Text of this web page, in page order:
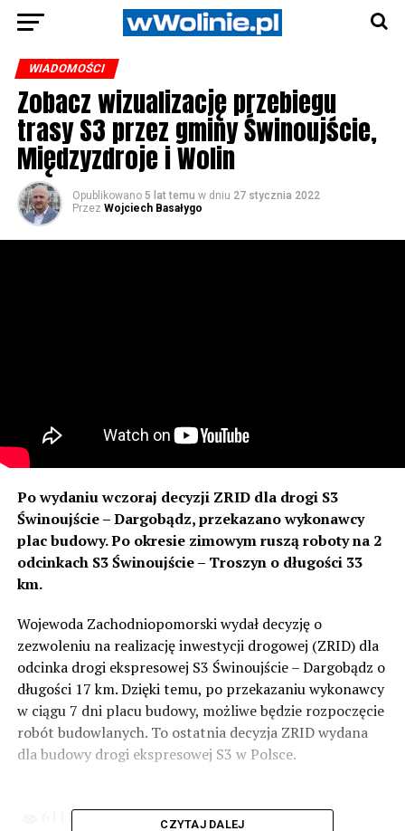
WIADOMOŚCI
Zobacz wizualizację przebiegu
trasy S3 przez gminy Świnoujście,
Międzyzdroje i Wolin
Opublikowano 5 lat temu w dniu 27 stycznia 2022
Przez Wojciech Basałygo
Po wydaniu wczoraj decyzji ZRID dla drogi S3
Świnoujście – Dargobądz, przekazano wykonawcy
plac budowy. Po okresie zimowym ruszą roboty na 2
odcinkach S3 Świnoujście – Troszyn o długości 33
km.
Wojewoda Zachodniopomorski wydał decyzję o
zezwoleniu na realizację inwestycji drogowej (ZRID) dla
odcinka drogi ekspresowej S3 Świnoujście – Dargobądz o
długości 17 km. Dzięki temu, po przekazaniu wykonawcy
w ciągu 7 dni placu budowy, możliwe będzie rozpoczęcie
robót budowlanych. To ostatnia decyzja ZRID wydana
dla budowy drogi ekspresowej S3 w Polsce.
6111 odsłon CZYTAJ DALEJ